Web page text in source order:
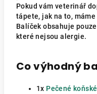
Pokud vám veterinář
tápete, jak na to,
Balíček obsahuje
které nejsou alergie.
Co výhodný
1x Pečené